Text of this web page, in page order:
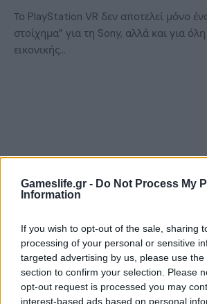
Gameslife.gr - Do Not Process My
Information
If you wish to opt-out of the sale, sharing
processing of your personal or sensitive
targeted advertising by us, please use
section to confirm your selection. Please
opt-out request is processed you may
interest-based ads based on personal
Το PlayStation VR δεν αποτελεί μόνο
στοίχημα” για τη Sony, αλλά και για
εικονικής…
ΝΈΑ
Σάλος με την υποστήριξη
δημιουργού του Oculus
Trump!